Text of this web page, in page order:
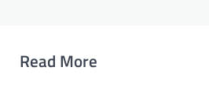
Read More